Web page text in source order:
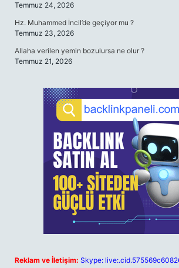
Temmuz 24, 2026
Hz. Muhammed İncil’de geçiyor mu ?
Temmuz 23, 2026
Allaha verilen yemin bozulursa ne olur ?
Temmuz 21, 2026
Reklam ve İletişim: Skype: